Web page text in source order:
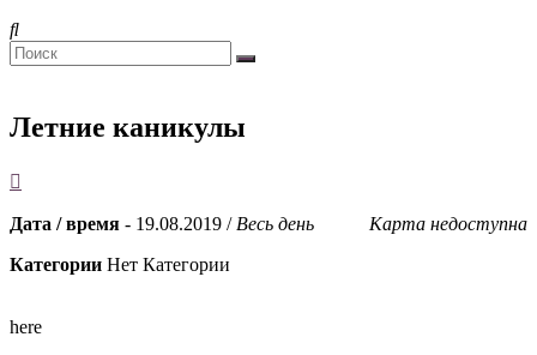
Летние каникулы
Карта недоступна
Дата / время - 19.08.2019 / Весь день
Категории Нет Категории
here